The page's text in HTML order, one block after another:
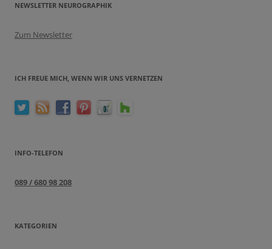
NEWSLETTER NEUROGRAPHIK
Zum Newsletter
ICH FREUE MICH, WENN WIR UNS VERNETZEN
INFO-TELEFON
089 / 680 98 208
KATEGORIEN